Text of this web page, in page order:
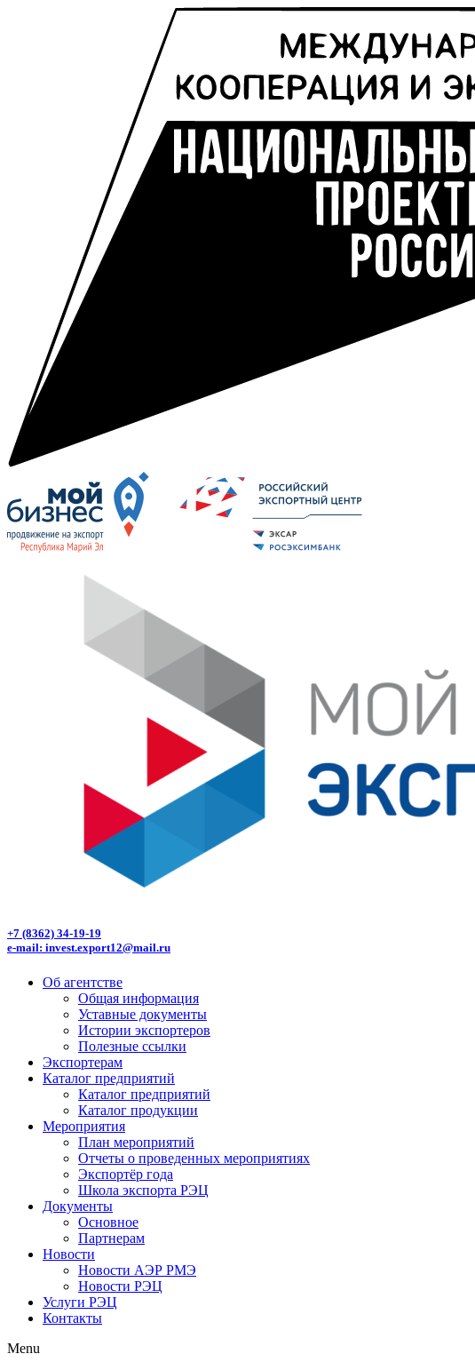
+7 (8362) 34-19-19
e-mail: invest.export12@mail.ru
Об агентстве
Общая информация
Уставные документы
Истории экспортеров
Полезные ссылки
Экспортерам
Каталог предприятий
Каталог предприятий
Каталог продукции
Мероприятия
План мероприятий
Отчеты о проведенных мероприятиях
Экспортёр года
Школа экспорта РЭЦ
Документы
Основное
Партнерам
Новости
Новости АЭР РМЭ
Новости РЭЦ
Услуги РЭЦ
Контакты
Menu